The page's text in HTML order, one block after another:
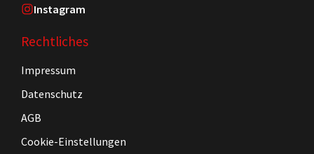
Instagram
Rechtliches
Impressum
Datenschutz
AGB
Cookie-Einstellungen